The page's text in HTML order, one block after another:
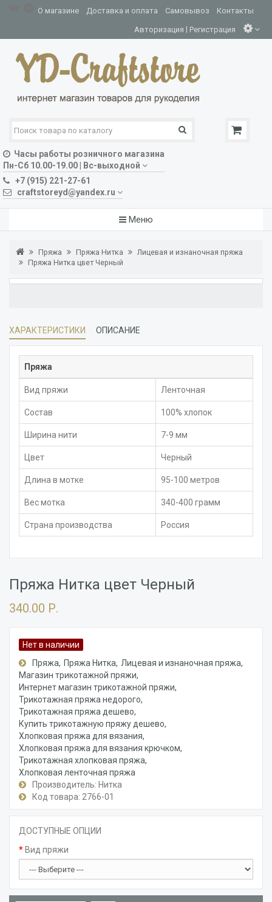
О магазине Доставка и оплата Самовывоз Контакты
Авторизация | Регистрация
Часы работы розничного магазина
Пн-Сб 10.00-19.00 | Вс-выходной
+7 (915) 221-27-61
craftstoreyd@yandex.ru
Меню
Пряжа Пряжа Нитка
Лицевая и изнаночная пряжа
Пряжа Нитка цвет Черный
ХАРАКТЕРИСТИКИ ОПИСАНИЕ
Пряжа
Вид пряжи Ленточная
Состав 100% хлопок
Ширина нити 7-9 мм
Цвет Черный
Длина в мотке 95-100 метров
Вес мотка 340-400 грамм
Страна производства Россия
Пряжа Нитка цвет Черный
340.00 Р.
Нет в наличии
Пряжа
Пряжа Нитка
Лицевая и изнаночная пряжа
Магазин трикотажной пряжи
Интернет магазин трикотажной пряжи
Трикотажная пряжа недорого
Трикотажная пряжа дешево
Купить трикотажную пряжу дешево
Хлопковая пряжа для вязания
Хлопковая пряжа для вязания крючком
Трикотажная хлопковая пряжа
Хлопковая ленточная пряжа
Производитель: Нитка
Код товара: 2766-01
ДОСТУПНЫЕ ОПЦИИ
Вид пряжи